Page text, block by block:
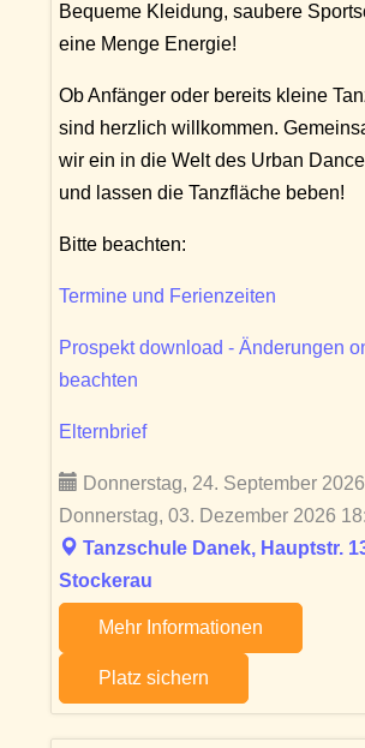
Bequeme Kleidung, saubere
eine Menge Energie!
Ob Anfänger oder bereits kleine
sind herzlich willkommen.
wir ein in die Welt des Urban
und lassen die Tanzfläche beben!
Bitte beachten:
Termine und Ferienzeiten
Prospekt download - Änderungen
beachten
Elternbrief
Donnerstag, 24. September
Donnerstag, 03. Dezember 2026
Tanzschule Danek, Hauptstr.
Stockerau
Mehr Informationen
Platz sichern